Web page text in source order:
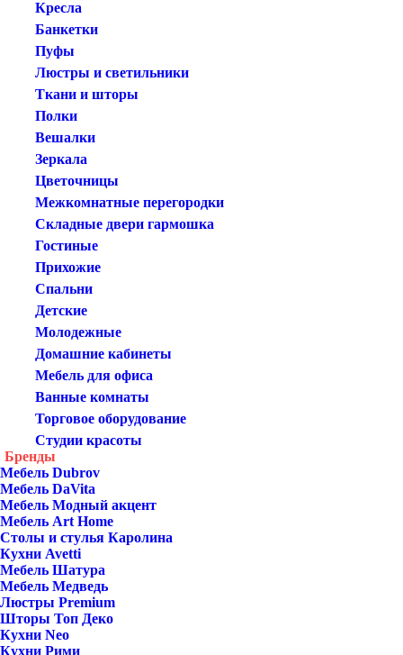
Кресла
Банкетки
Пуфы
Люстры и светильники
Ткани и шторы
Полки
Вешалки
Зеркала
Цветочницы
Межкомнатные перегородки
Складные двери гармошка
Гостиные
Прихожие
Спальни
Детские
Молодежные
Домашние кабинеты
Мебель для офиса
Ванные комнаты
Торговое оборудование
Студии красоты
Бренды
Мебель Dubrov
Мебель DaVita
Мебель Модный акцент
Мебель Art Home
Столы и стулья Каролина
Кухни Avetti
Мебель Шатура
Мебель Медведь
Люстры Premium
Шторы Топ Деко
Кухни Neo
Кухни Рими